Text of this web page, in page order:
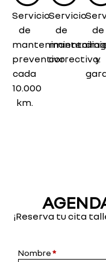
Servicio
de
mantenimiento
preventivo
cada
10.000
km.
Servicio
de
correctivo.
de
y
¡Reserva tu cita
Cita
Nombre*